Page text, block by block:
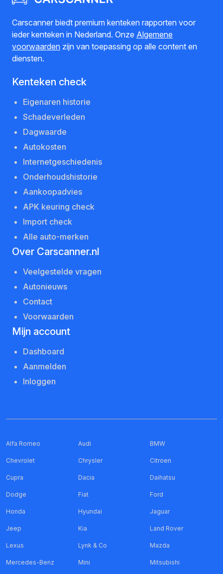
Carscanner biedt premium kenteken rapporten voor
ieder kenteken in Nederland. Onze Algemene
voorwaarden zijn van toepassing op alle content en
diensten.
Kenteken check
Eigenaren historie
Schadeverleden
Dagwaarde
Autokosten
Internetgeschiedenis
Onderhoudshistorie
Aankoopadvies
APK keuring check
Import check
Alle auto-merken
Over Carscanner.nl
Veelgestelde vragen
Autonieuws
Contact
Voorwaarden
Mijn account
Dashboard
Aanmelden
Inloggen
Alfa Romeo Audi BMW
Chevrolet Chrysler Citroen
Cupra Dacia Daihatsu
Dodge Fiat Ford
Honda Hyundai Jaguar
Jeep Kia Land Rover
Lexus Lynk & Co Mazda
Mercedes-Benz Mini Mitsubishi